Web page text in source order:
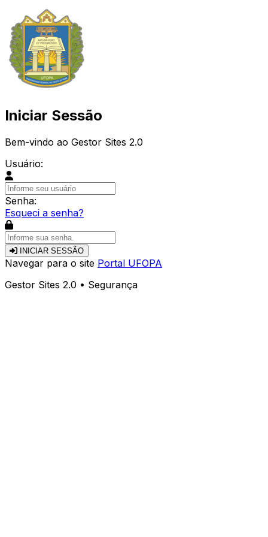
Iniciar Sessão
Bem-vindo ao Gestor Sites 2.0
Usuário:
Senha:
Esqueci a senha?
INICIAR SESSÃO
Navegar para o site Portal UFOPA
Gestor Sites 2.0 • Segurança